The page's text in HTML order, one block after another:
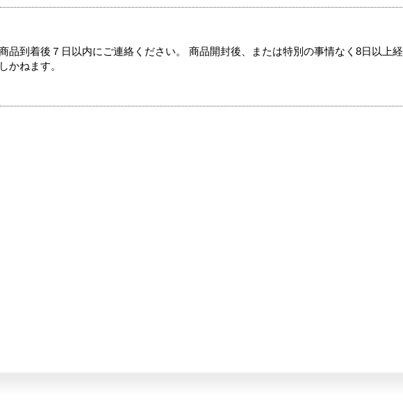
品到着後７日以内にご連絡ください。 商品開封後、または特別の事情なく8日以上経
かねます。